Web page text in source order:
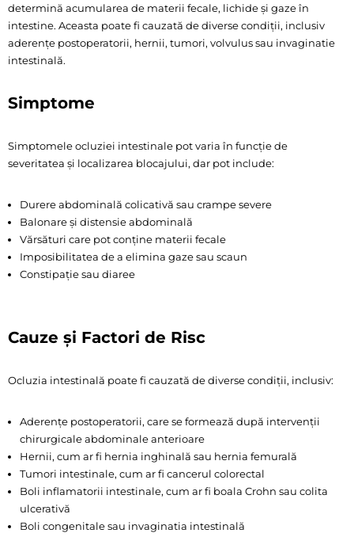
determină acumularea de materii fecale, lichide și gaze în
intestine. Aceasta poate fi cauzată de diverse condiții, inclusiv
aderențe postoperatorii, hernii, tumori, volvulus sau invaginatie
intestinală.
Simptome
Simptomele ocluziei intestinale pot varia în funcție de
severitatea și localizarea blocajului, dar pot include:
Durere abdominală colicativă sau crampe severe
Balonare și distensie abdominală
Vărsături care pot conține materii fecale
Imposibilitatea de a elimina gaze sau scaun
Constipație sau diaree
Cauze și Factori de Risc
Ocluzia intestinală poate fi cauzată de diverse condiții, inclusiv:
Aderențe postoperatorii, care se formează după intervenții
chirurgicale abdominale anterioare
Hernii, cum ar fi hernia inghinală sau hernia femurală
Tumori intestinale, cum ar fi cancerul colorectal
Boli inflamatorii intestinale, cum ar fi boala Crohn sau colita
ulcerativă
Boli congenitale sau invaginatia intestinală